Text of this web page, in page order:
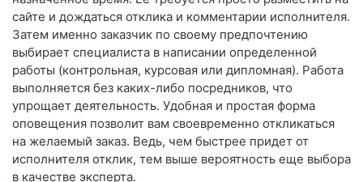
сайте и дождаться отклика и комментарии исполнителя.
Затем именно заказчик по своему предпочтению
выбирает специалиста в написании определенной
работы (контрольная, курсовая или дипломная). Работа
выполняется без каких-либо посредников, что
упрощает деятельность. Удобная и простая форма
оповещения позволит вам своевременно откликаться
на желаемый заказ. Ведь, чем быстрее придет от
исполнителя отклик, тем выше вероятность еще выбора
в качестве эксперта.